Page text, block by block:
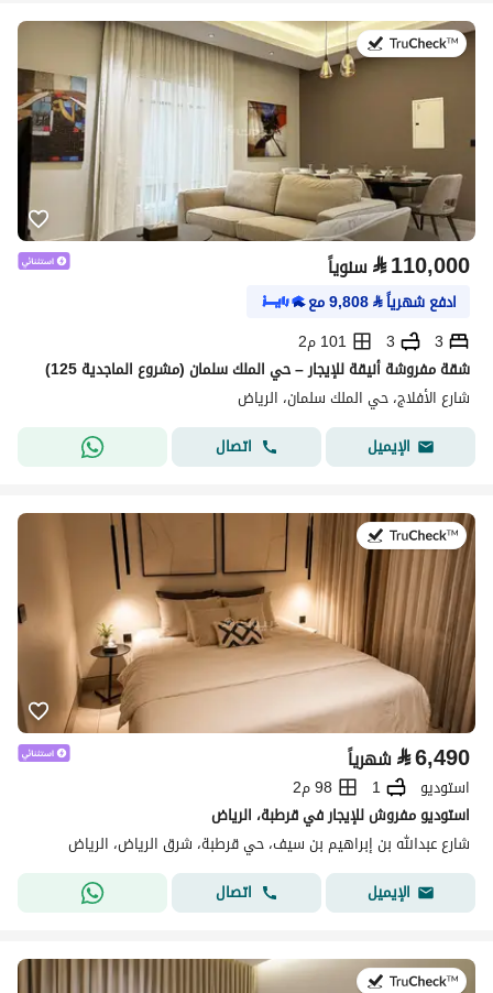
في:27 يوليو 2026
⃁110,000 سنوياً
ادفع شهرياً⃁
9,808مع
3
3
101 م2
شقة مفروشة أنيقة للإيجار – حي الملك سلمان (مشروع الماجدية 125)
شارع الأفلاج، حي الملك سلمان، الرياض
الإيميل
اتصال
في:26 يوليو 2026
⃁6,490 شهرياً
استوديو 1
98 م2
استوديو مفروش للإيجار في قرطبة، الرياض
شارع عبدالله بن إبراهيم بن سيف، حي قرطبة، شرق الرياض، الرياض
الإيميل
اتصال